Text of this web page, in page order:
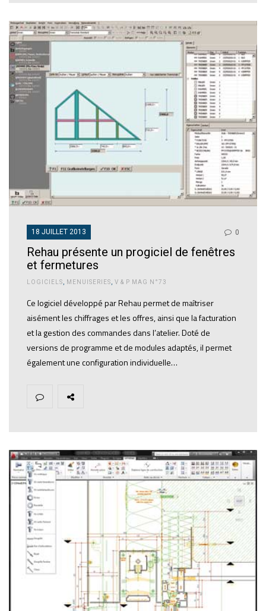
18 JUILLET 2013 0
Rehau présente un progiciel de fenêtres
et fermetures
LOGICIELS MENUISERIES V & P MAG N°73
Ce logiciel développé par Rehau permet de maîtriser
aisément les chiffrages et les offres, ainsi que la facturation
et la gestion des commandes dans l’atelier. Doté de
versions de programme et de modules adaptés, il permet
également une configuration individuelle…